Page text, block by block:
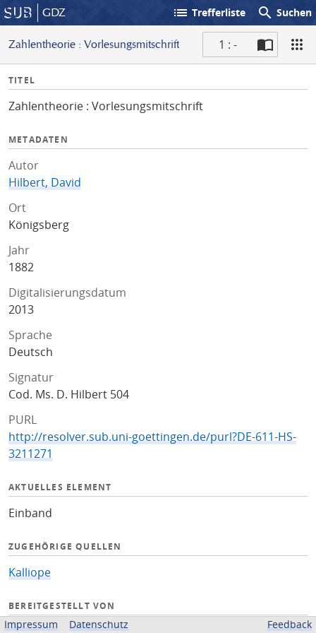
GDZ list Trefferliste search Suchen
Zahlentheorie : Vorlesungsmitschrift 1 : -
I
f
TITEL
Zahlentheorie : Vorlesungsmitschrift
METADATEN
Autor
Hilbert, David
Ort
Königsberg
Jahr
1882
Digitalisierungsdatum
2013
Sprache
Deutsch
Signatur
Cod. Ms. D. Hilbert 504
PURL
http://resolver.sub.uni-goettingen.de/purl?DE-611-HS-
3211271
AKTUELLES ELEMENT
Einband
ZUGEHÖRIGE QUELLEN
Kalliope
BEREITGESTELLT VON
Impressum Datenschutz Feedback